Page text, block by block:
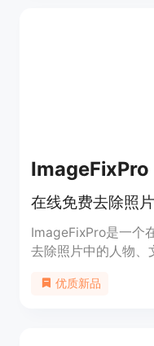
ImageFixPro
在线免费去除照
ImageFixPro是一个
去除照片中的人物、
优质新品